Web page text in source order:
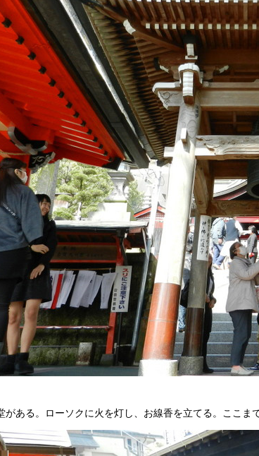
ある。ローソクに火を灯し、お線香を立てる。ここま